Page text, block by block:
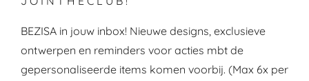
BEZISA in jouw inbox! Nieuwe designs, exclusieve
ontwerpen en reminders voor acties mbt de
gepersonaliseerde items komen voorbij. (Max 6x per